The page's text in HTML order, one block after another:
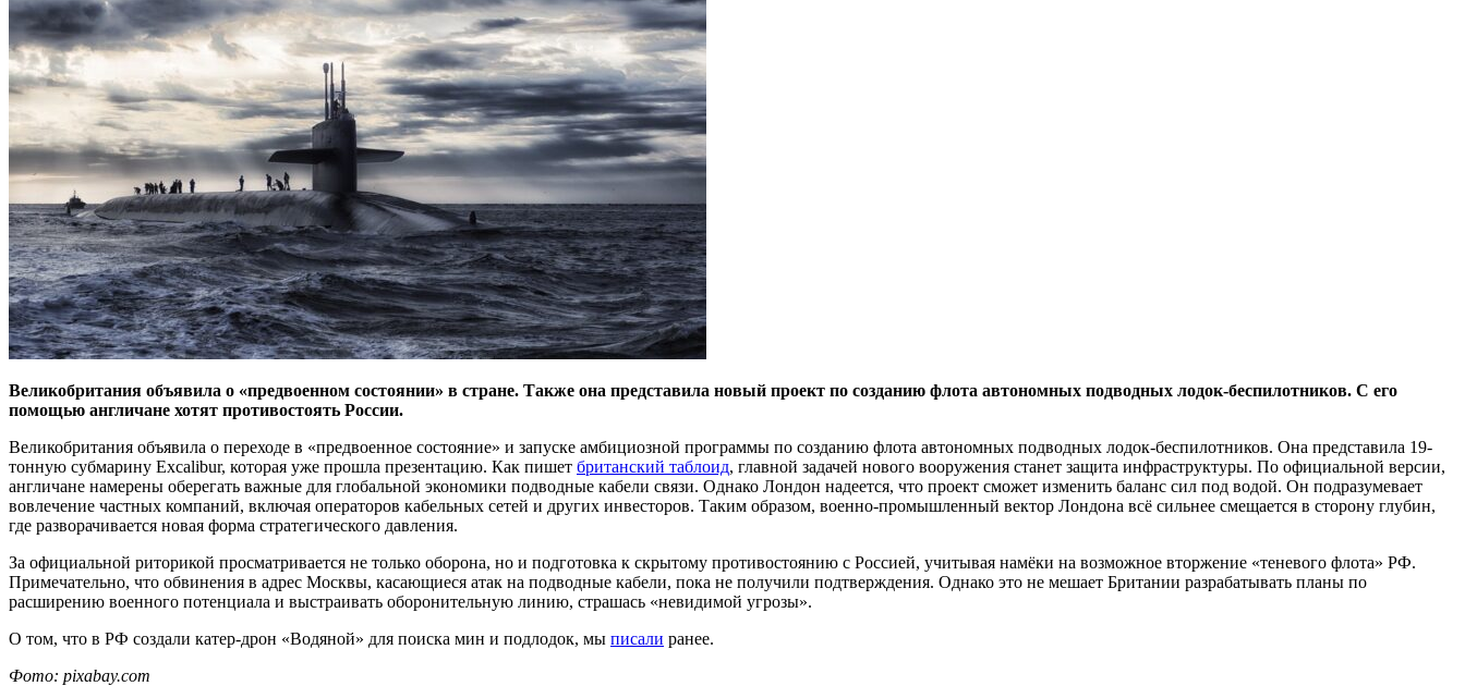
Великобритания объявила о «предвоенном состоянии» в стране. Также она представила новый проект по созданию флота автономных подводных лодок-беспилотников. С его
помощью англичане хотят противостоять России.
Великобритания объявила о переходе в «предвоенное состояние» и запуске амбициозной программы по созданию флота автономных подводных лодок-беспилотников. Она представила 19-
тонную субмарину Excalibur, которая уже прошла презентацию. Как пишет британский таблоид, главной задачей нового вооружения станет защита инфраструктуры. По официальной версии,
англичане намерены оберегать важные для глобальной экономики подводные кабели связи. Однако Лондон надеется, что проект сможет изменить баланс сил под водой. Он подразумевает
вовлечение частных компаний, включая операторов кабельных сетей и других инвесторов. Таким образом, военно-промышленный вектор Лондона всё сильнее смещается в сторону глубин,
где разворачивается новая форма стратегического давления.
За официальной риторикой просматривается не только оборона, но и подготовка к скрытому противостоянию с Россией, учитывая намёки на возможное вторжение «теневого флота» РФ.
Примечательно, что обвинения в адрес Москвы, касающиеся атак на подводные кабели, пока не получили подтверждения. Однако это не мешает Британии разрабатывать планы по
расширению военного потенциала и выстраивать оборонительную линию, страшась «невидимой угрозы».
О том, что в РФ создали катер-дрон «Водяной» для поиска мин и подлодок, мы писали ранее.
Фото: pixabay.com